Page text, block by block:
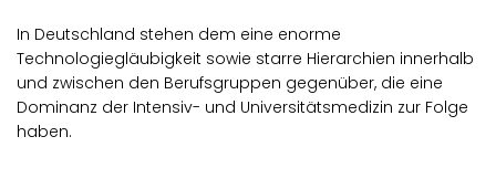
In Deutschland stehen dem eine enorme
Technologiegläubigkeit sowie starre Hierarchien innerhalb
und zwischen den Berufsgruppen gegenüber, die eine
Dominanz der Intensiv- und Universitätsmedizin zur Folge
haben.